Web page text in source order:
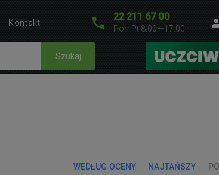
22 211 67 00
Pon-Pt 8:00—17:00
Szukaj
WEDŁUG OCENY NAJTAŃSZY
Kontakt